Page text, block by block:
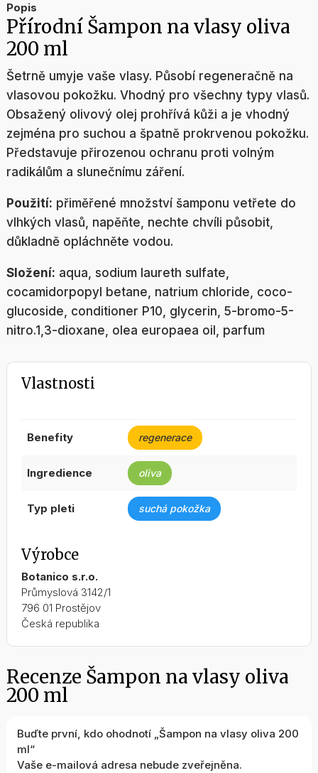
Popis
Přírodní Šampon na vlasy oliva
200 ml
Šetrně umyje vaše vlasy. Působí regeneračně na
vlasovou pokožku. Vhodný pro všechny typy vlasů.
Obsažený olivový olej prohřívá kůži a je vhodný
zejména pro suchou a špatně prokrvenou pokožku.
Představuje přirozenou ochranu proti volným
radikálům a slunečnímu záření.
Použití: přiměřené množství šamponu vetřete do
vlhkých vlasů, napěňte, nechte chvíli působit,
důkladně opláchněte vodou.
Složení: aqua, sodium laureth sulfate,
cocamidorpopyl betane, natrium chloride, coco-
glucoside, conditioner P10, glycerin, 5-bromo-5-
nitro.1,3-dioxane, olea europaea oil, parfum
Vlastnosti
benefity regenerace
ingredience oliva
typ pleti suchá pokožka
Výrobce
Botanico s.r.o.
Průmyslová 3142/1
796 01 Prostějov
Česká republika
Recenze Šampon na vlasy oliva
200 ml
Buďte první, kdo ohodnotí „Šampon na vlasy oliva 200
ml“
Vaše e-mailová adresa nebude zveřejněna.